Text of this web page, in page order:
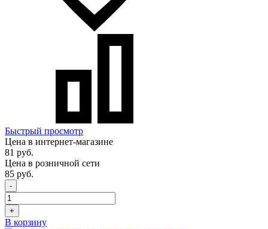
Быстрый просмотр
Цена в интернет-магазине
81 руб.
Цена в розничной сети
85 руб.
-
+
В корзину